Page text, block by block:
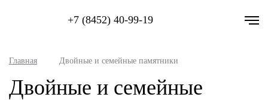
+7 (8452) 40-99-19
Главная Двойные и семейные памятники
Двойные и семейные